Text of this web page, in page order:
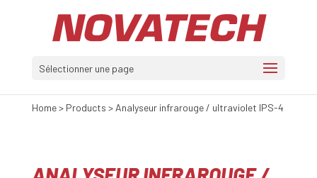
Sélectionner une page
Home> Products > Analyseur infrarouge / ultraviolet IPS-4